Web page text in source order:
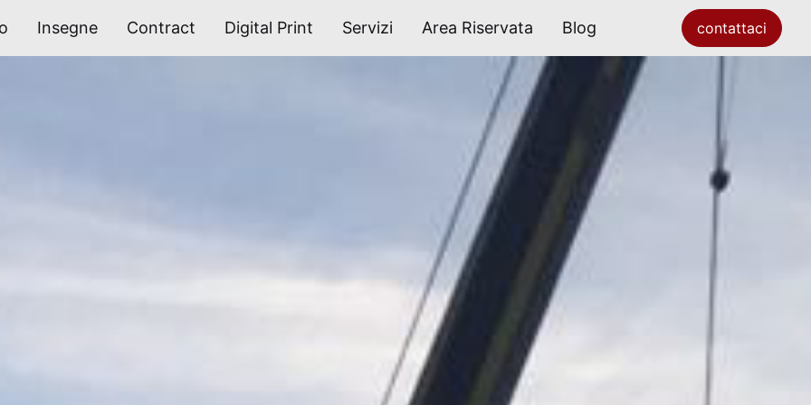
Insegne Contract Digital Print Servizi Area Riservata Blog contattaci